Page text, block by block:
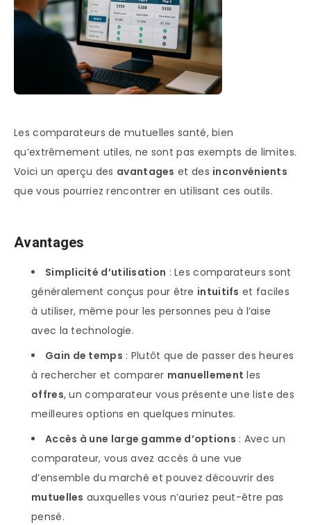
Les comparateurs de mutuelles santé, bien
qu’extrêmement utiles, ne sont pas exempts de limites.
Voici un aperçu des avantages et des inconvénients
que vous pourriez rencontrer en utilisant ces outils.
Avantages
Simplicité d’utilisation : Les comparateurs sont
généralement conçus pour être intuitifs et faciles
à utiliser, même pour les personnes peu à l’aise
avec la technologie.
Gain de temps : Plutôt que de passer des heures
à rechercher et comparer manuellement les
offres, un comparateur vous présente une liste des
meilleures options en quelques minutes.
Accès à une large gamme d’options : Avec un
comparateur, vous avez accès à une vue
d’ensemble du marché et pouvez découvrir des
mutuelles auxquelles vous n’auriez peut-être pas
pensé.